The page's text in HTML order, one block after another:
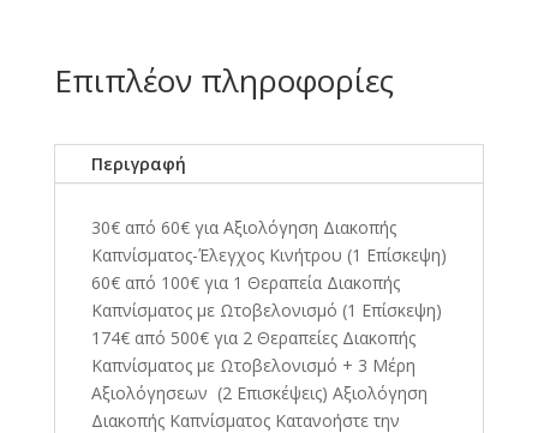
Επιπλέον πληροφορίες
Περιγραφή
30€ από 60€ για Αξιολόγηση Διακοπής
Καπνίσματος-Έλεγχος Κινήτρου (1 Επίσκεψη)
60€ από 100€ για 1 Θεραπεία Διακοπής
Καπνίσματος με Ωτοβελονισμό (1 Επίσκεψη)
174€ από 500€ για 2 Θεραπείες Διακοπής
Καπνίσματος με Ωτοβελονισμό + 3 Μέρη
Αξιολόγησεων (2 Επισκέψεις) Αξιολόγηση
Διακοπής Καπνίσματος Κατανοήστε την